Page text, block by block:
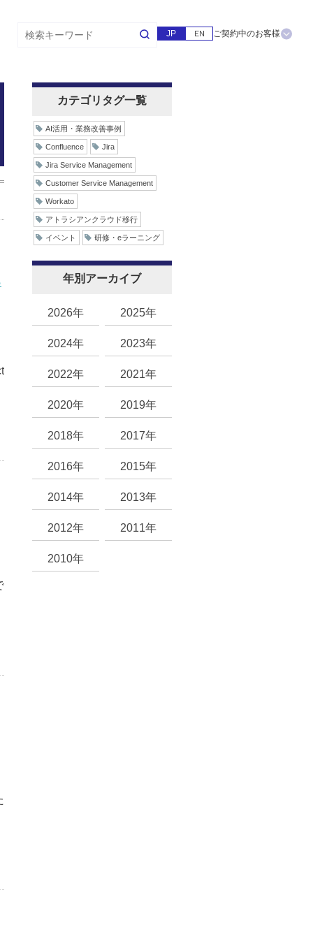
JP EN ご契約中のお客様
カテゴリタグ一覧
AI活⽤・業務改善事例
Confluence Jira
Jira Service Management
Customer Service Management
Workato
アトラシアンクラウド移行
イベント 研修・eラーニング
年別アーカイブ
2026年 2025年
2024年 2023年
2022年 2021年
2020年 2019年
2018年 2017年
2016年 2015年
2014年 2013年
2012年 2011年
2010年